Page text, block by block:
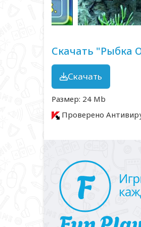
Скачать "Рыбка
Скачать
Размер: 24 Mb
Проверено